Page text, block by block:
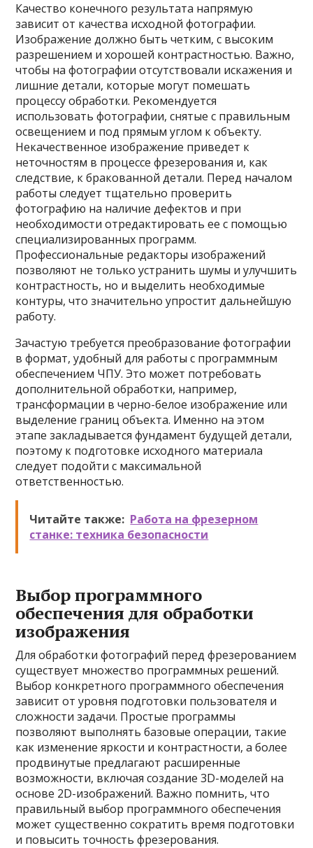
Качество конечного результата напрямую
зависит от качества исходной фотографии.
Изображение должно быть четким, с высоким
разрешением и хорошей контрастностью. Важно,
чтобы на фотографии отсутствовали искажения и
лишние детали, которые могут помешать
процессу обработки. Рекомендуется
использовать фотографии, снятые с правильным
освещением и под прямым углом к объекту.
Некачественное изображение приведет к
неточностям в процессе фрезерования и, как
следствие, к бракованной детали. Перед началом
работы следует тщательно проверить
фотографию на наличие дефектов и при
необходимости отредактировать ее с помощью
специализированных программ.
Профессиональные редакторы изображений
позволяют не только устранить шумы и улучшить
контрастность, но и выделить необходимые
контуры, что значительно упростит дальнейшую
работу.
Зачастую требуется преобразование фотографии
в формат, удобный для работы с программным
обеспечением ЧПУ. Это может потребовать
дополнительной обработки, например,
трансформации в черно-белое изображение или
выделение границ объекта. Именно на этом
этапе закладывается фундамент будущей детали,
поэтому к подготовке исходного материала
следует подойти с максимальной
ответственностью.
Читайте также: Работа на фрезерном
станке: техника безопасности
Выбор программного
обеспечения для обработки
изображения
Для обработки фотографий перед фрезерованием
существует множество программных решений.
Выбор конкретного программного обеспечения
зависит от уровня подготовки пользователя и
сложности задачи. Простые программы
позволяют выполнять базовые операции, такие
как изменение яркости и контрастности, а более
продвинутые предлагают расширенные
возможности, включая создание 3D-моделей на
основе 2D-изображений. Важно помнить, что
правильный выбор программного обеспечения
может существенно сократить время подготовки
и повысить точность фрезерования.